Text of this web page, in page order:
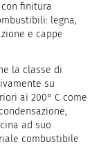
con finitura
legna,
e cappe
la classe di
su
ai 200° C come
ad suo
combustibile